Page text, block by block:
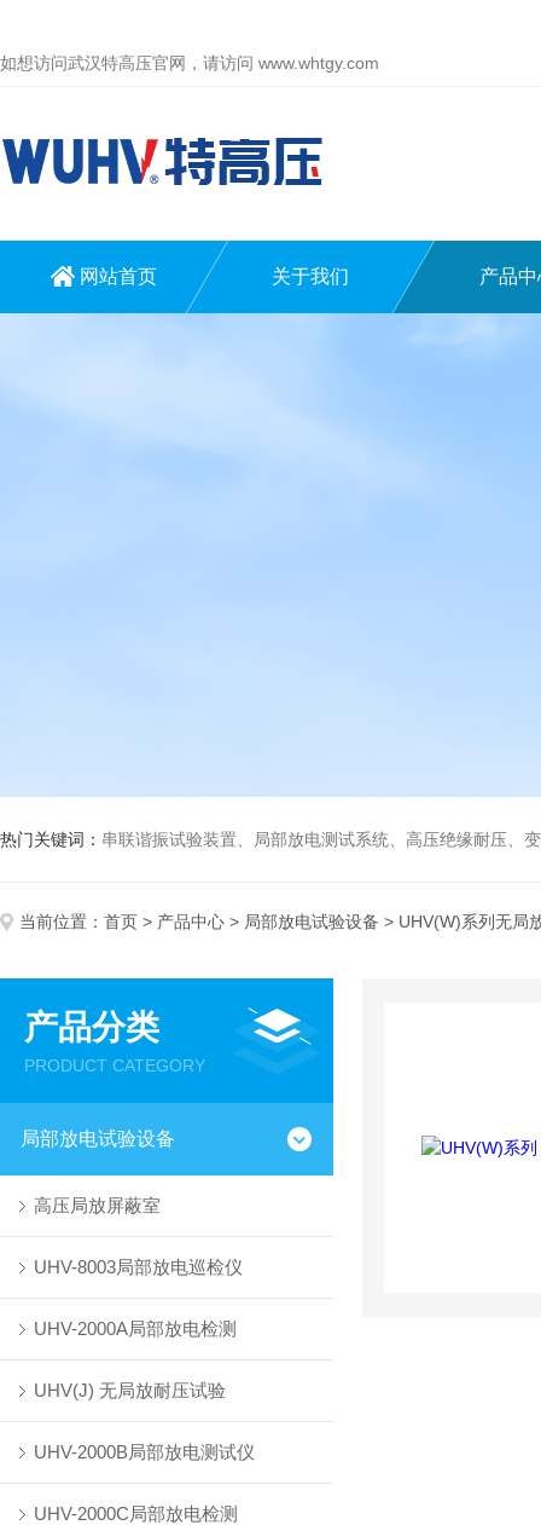
如想访问武汉特高压官网，请访问 www.whtgy.com
网站首页 关于我们 产品中
热门关键词： 串联谐振试验装置、局部放电测试系统、高压绝缘耐压、变
当前位置： 首页 > 产品中心 > 局部放电试验设备 > UHV(W)系列无局
产品分类
PRODUCT CATEGORY
局部放电试验设备
高压局放屏蔽室
UHV-8003局部放电巡检仪
UHV-2000A局部放电检测
UHV(J) 无局放耐压试验
UHV-2000B局部放电测试仪
UHV-2000C局部放电检测